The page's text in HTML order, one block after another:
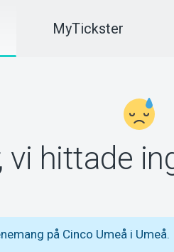
MyTickster
vi hittade
på Cinco Umeå i Umeå.